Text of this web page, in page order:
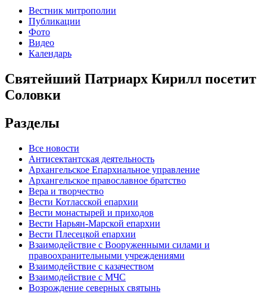
Вестник митрополии
Публикации
Фото
Видео
Календарь
Святейший Патриарх Кирилл посетит
Соловки
Разделы
Все новости
Антисектантская деятельность
Архангельское Епархиальное управление
Архангельское православное братство
Вера и творчество
Вести Котласской епархии
Вести монастырей и приходов
Вести Нарьян-Марской епархии
Вести Плесецкой епархии
Взаимодействие с Вооруженными силами и
правоохранительными учреждениями
Взаимодействие с казачеством
Взаимодействие с МЧС
Возрождение северных святынь